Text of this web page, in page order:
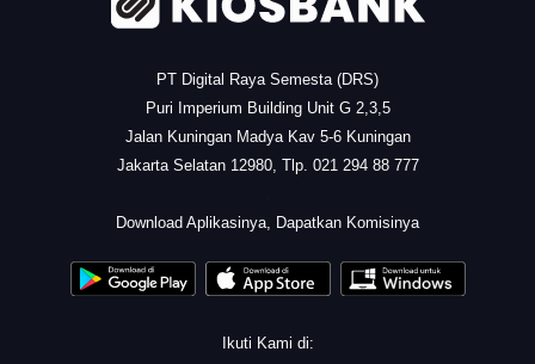
PT Digital Raya Semesta (DRS)
Puri Imperium Building Unit G 2,3,5
Jalan Kuningan Madya Kav 5-6 Kuningan
Jakarta Selatan 12980, Tlp. 021 294 88 777
Download Aplikasinya, Dapatkan Komisinya
Ikuti Kami di: